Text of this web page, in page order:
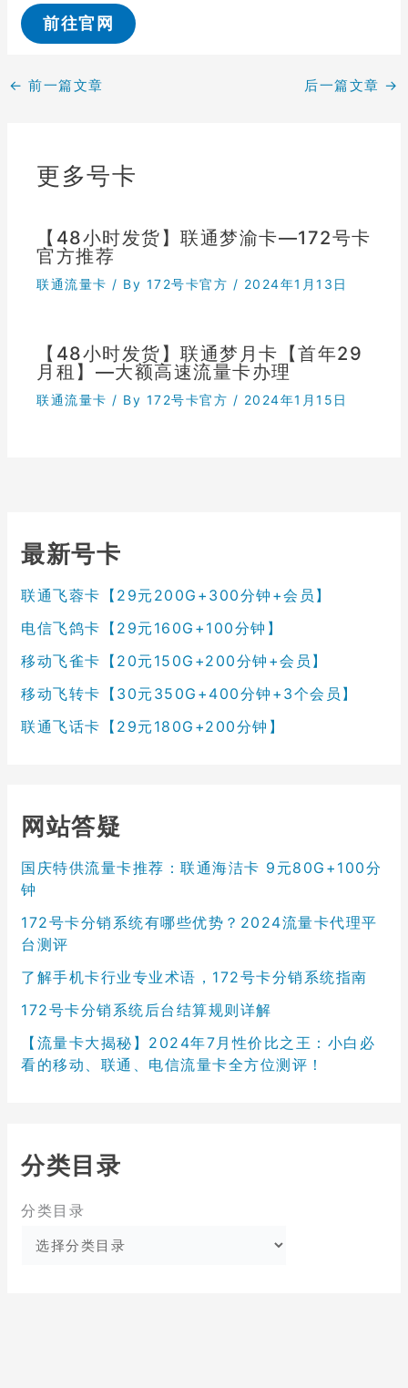
前往官网
← 前一篇文章 后一篇文章 →
更多号卡
【48小时发货】联通梦渝卡—172号卡
官方推荐
联通流量卡 / By 172号卡官方 / 2024年1月13日
【48小时发货】联通梦月卡【首年29
月租】—大额高速流量卡办理
联通流量卡 / By 172号卡官方 / 2024年1月15日
最新号卡
联通飞蓉卡【29元200G+300分钟+会员】
电信飞鸽卡【29元160G+100分钟】
移动飞雀卡【20元150G+200分钟+会员】
移动飞转卡【30元350G+400分钟+3个会员】
联通飞话卡【29元180G+200分钟】
网站答疑
国庆特供流量卡推荐：联通海洁卡 9元80G+100分
钟
172号卡分销系统有哪些优势？2024流量卡代理平
台测评
了解手机卡行业专业术语，172号卡分销系统指南
172号卡分销系统后台结算规则详解
【流量卡大揭秘】2024年7月性价比之王：小白必
看的移动、联通、电信流量卡全方位测评！
分类目录
分类目录